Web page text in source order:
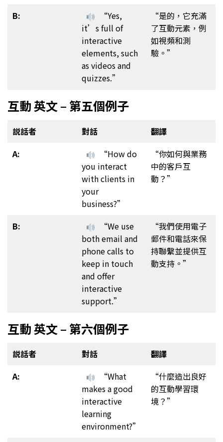
B:
“Yes,
it’s full of
interactive
elements, such
as videos and
quizzes.”
“是的，它充滿
了互動元素，例
如視頻和測
驗。”
互動 英文 – 第五個例子
説話者 對話
翻譯
A:
“How do
you interact
with clients in
your
business?”
“你如何與業務
中的客戶互
動？”
B:
“We use
both email and
phone calls to
keep in touch
and offer
interactive
support.”
“我們使用電子
郵件和電話來保
持聯繫並提供互
動支持。”
互動 英文 – 第六個例子
説話者 對話
翻譯
A:
“What
makes a good
interactive
learning
environment?”
“什麼造出良好
的互動學習環
境？”